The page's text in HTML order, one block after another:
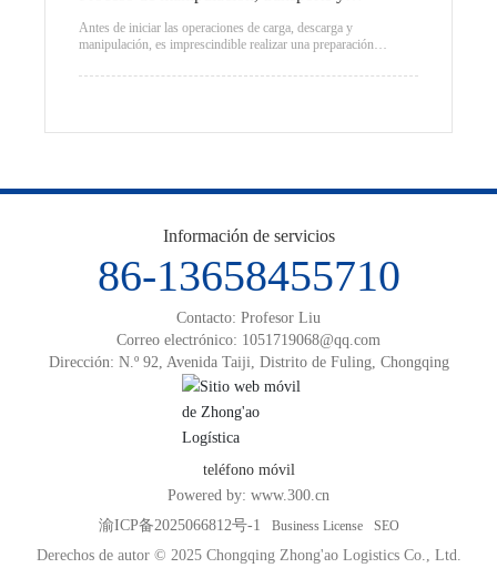
carga/descarga logísticos
Antes de iniciar las operaciones de carga, descarga y
manipulación, es imprescindible realizar una preparación
destino final de las mercancías, así como la selección adecuada
Información de servicios
86-13658455710
Contacto: Profesor Liu
Correo electrónico: 1051719068@qq.com
Dirección: N.º 92, Avenida Taiji, Distrito de Fuling, Chongqing
teléfono móvil
Powered by: www.300.cn
渝ICP备2025066812号-1
Business License SEO
Derechos de autor © 2025 Chongqing Zhong'ao Logistics Co., Ltd.